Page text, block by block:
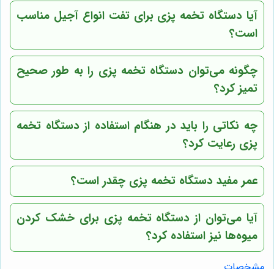
آیا دستگاه تخمه پزی برای تفت انواع آجیل مناسب
است؟
چگونه می‌توان دستگاه تخمه پزی را به طور صحیح
تمیز کرد؟
چه نکاتی را باید در هنگام استفاده از دستگاه تخمه
پزی رعایت کرد؟
عمر مفید دستگاه تخمه پزی چقدر است؟
آیا می‌توان از دستگاه تخمه پزی برای خشک کردن
میوه‌ها نیز استفاده کرد؟